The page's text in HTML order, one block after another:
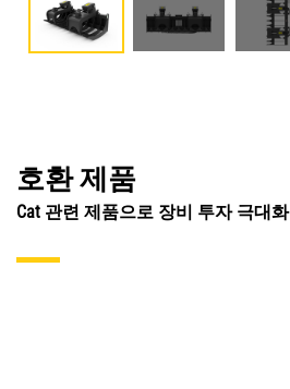
호환 제품
Cat 관련 제품으로 장비 투자 극대화